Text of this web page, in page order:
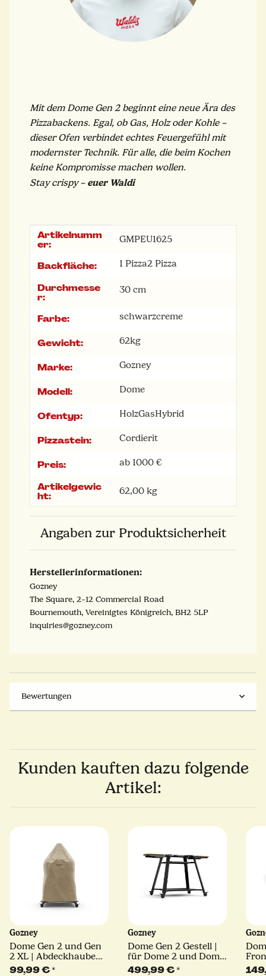
Mit dem Dome Gen 2 beginnt eine neue Ära des
Pizzabackens. Egal, ob Gas, Holz oder Kohle –
dieser Ofen verbindet echtes Feuergefühl mit
modernster Technik. Für alle, die beim Kochen
keine Kompromisse machen wollen.
Stay crispy – euer Waldi
Produkteigenschaft
Wert
Artikelnumm
er:
GMPEU1625
Backfläche: 1 Pizza2 Pizza
Durchmesse
r:
30 cm
Farbe: schwarzcreme
Gewicht: 62kg
Marke: Gozney
Modell: Dome
Ofentyp: HolzGasHybrid
Pizzastein: Cordierit
Preis: ab 1000 €
Artikelgewic
ht:
62,00 kg
Angaben zur Produktsicherheit
Herstellerinformationen:
Gozney
The Square, 2–12 Commercial Road
Bournemouth, Vereinigtes Königreich, BH2 5LP
inquiries@gozney.com
Bewertungen
Kunden kauften dazu folgende
Artikel:
Gozney
Dome Gen 2 und Gen
2 XL | Abdeckhaube
lang | braun
99,99 €*
Gozney
Dome Gen 2 Gestell |
für Dome 2 und Dome
XL
499,99 €*